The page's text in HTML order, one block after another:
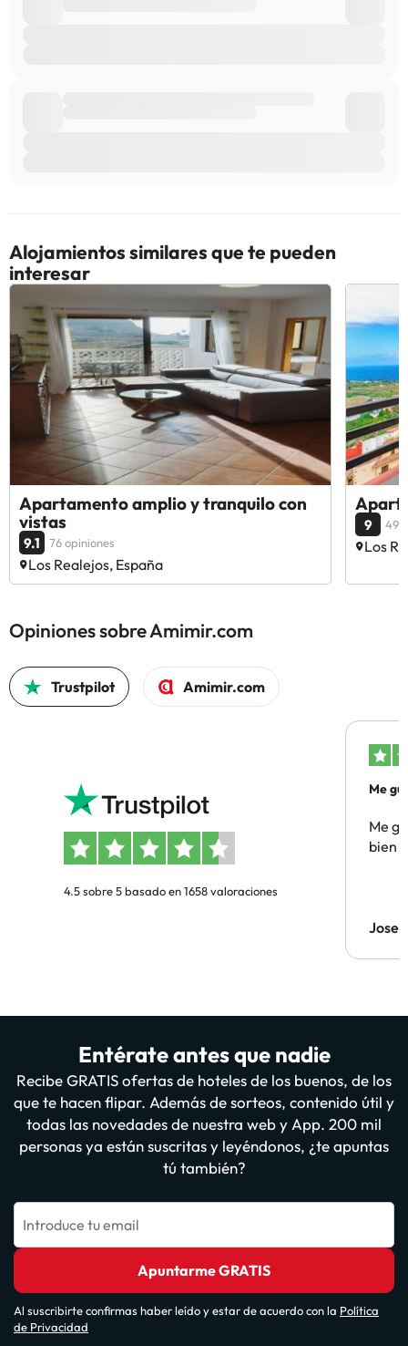
Alojamientos similares que te pueden
interesar
Apartamento amplio y tranquilo con
vistas
9.1 76 opiniones
Los Realejos, España
9 49
Los
Opiniones sobre Amimir.com
Trustpilot Amimir.com
4.5 sobre 5 basado en 1658 valoraciones
Me
Me
bien
Jose
Entérate antes que nadie
Recibe GRATIS ofertas de hoteles de los buenos, de los
que te hacen flipar. Además de sorteos, contenido útil y
todas las novedades de nuestra web y App. 200 mil
personas ya están suscritas y leyéndonos, ¿te apuntas
tú también?
Introduce tu email
Apuntarme GRATIS
Al suscribirte confirmas haber leído y estar de acuerdo con la Política
de Privacidad